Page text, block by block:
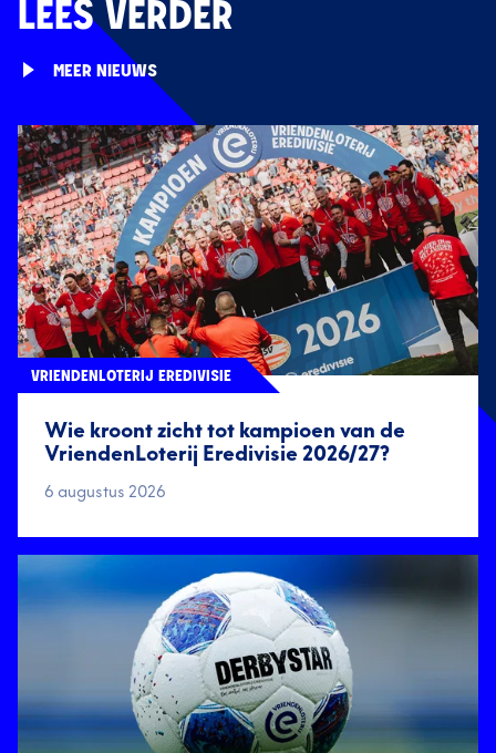
LEES VERDER
MEER NIEUWS
Wie kroont zicht tot kampioen van de
VriendenLoterij Eredivisie 2026/27?
VRIENDENLOTERIJ EREDIVISIE
6 augustus 2026